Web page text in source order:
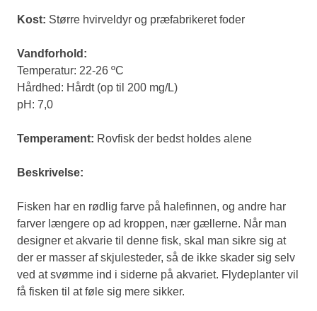
Kost: Større hvirveldyr og præfabrikeret foder
Vandforhold:
Temperatur: 22-26 ºC
Hårdhed: Hårdt (op til 200 mg/L)
pH: 7,0
Temperament: Rovfisk der bedst holdes alene
Beskrivelse:
Fisken har en rødlig farve på halefinnen, og andre har
farver længere op ad kroppen, nær gællerne. Når man
designer et akvarie til denne fisk, skal man sikre sig at
der er masser af skjulesteder, så de ikke skader sig selv
ved at svømme ind i siderne på akvariet. Flydeplanter vil
få fisken til at føle sig mere sikker.